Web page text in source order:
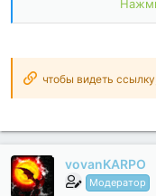
Optimized and
Remove default
files;
CPUs: armeabi-v7a,
чтобы видеть
vovanKARPO
Модератор